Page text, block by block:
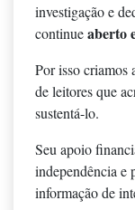
investigação e
continueaberto
Por isso criamos
de leitores que
sustentá-lo.
Seu apoio
independência e
informação de